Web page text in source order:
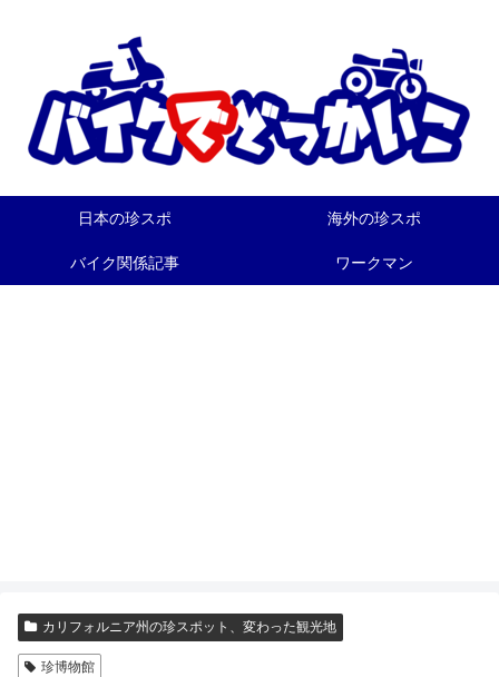
日本の珍スポ 海外の珍スポ
バイク関係記事 ワークマン
カリフォルニア州の珍スポット、変わった観光地
珍博物館